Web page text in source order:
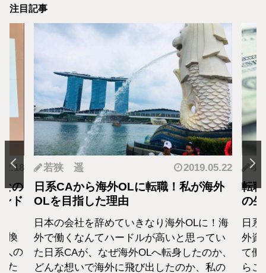
注目記事
外
い
か、
の
羽蘭 2018.01.04
転職・社会人経験ありの外資系CA！そ
の生活設計はどうなってる？
日系エアラインと違い新卒での募集がない
外資系のエアラインは、すでに社会人とし
て働いた経験をもつCAがほぼすべて。だか
らこそ、それぞれの考えも違います。そん
神
転
者
終
から
紹介